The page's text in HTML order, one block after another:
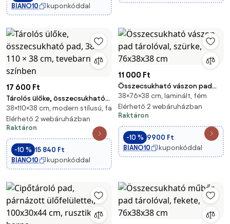
BIANO10
kuponkóddal
17 600 Ft
Tárolós ülőke, összecsukható
pad, 38 × 110 × 38 cm, tevebarna
színben
38×110×38 cm, modern stílusú, fa
Elérhető 2 webáruházban
Raktáron
-10 % 15 840 Ft
BIANO10
kuponkóddal
11 000 Ft
Összecsukható vászon pad
tárolóval, szürke, 76x38x38 cm
38×76×38 cm, laminált, fém
Elérhető 2 webáruházban
Raktáron
-10 % 9900 Ft
BIANO10
kuponkóddal